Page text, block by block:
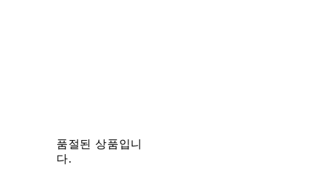
품절된 상품입니
다.